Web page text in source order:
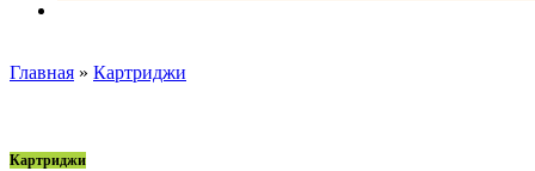
Главная » Картриджи
Картриджи